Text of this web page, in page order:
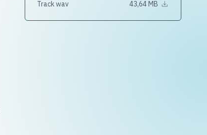
Track wav
43,64 MB